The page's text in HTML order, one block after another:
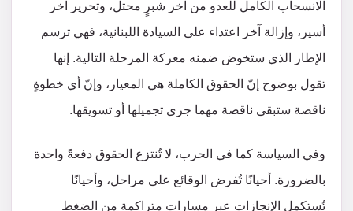
الانسحاب الكامل للعدو من آخر شبرٍ محتل، وتحرير آخر
أسير، وإزالة آخر اعتداء على السيادة اللبنانية، فهي ترسم
الإطار الذي ستخوض ضمنه معركة المرحلة التالية. إنها
تقول بوضوح إنّ الحقوق الكاملة هي المعيار، وإنّ أي خطوةٍ
ناقصة ستبقى ناقصة مهما جرى تجميلها أو تسويقها.
وفي السياسة كما في الحرب، لا تُنتزع الحقوق دفعةً واحدة
بالضرورة. أحيانًا تُفرض الوقائع على مراحل، وأحيانًا
تُستكمل الإنجازات عبر مساراتٍ متراكمة من الضغط